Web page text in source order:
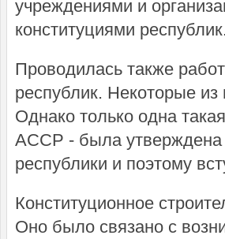
учреждениями и
конституциями республик.
Проводилась также
республик. Некоторые
Однако только одна
АССР - была утверждена
республики и поэтому
Конституционное
Оно было связано с